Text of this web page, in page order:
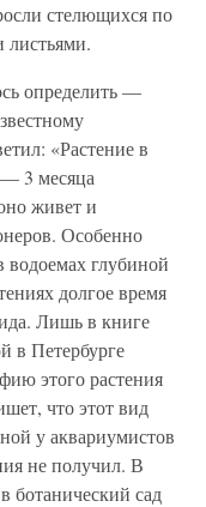
стелющихся по
листьями.
определить —
«Растение в
3 месяца
живет и
Особенно
водоемах глубиной
долгое время
Лишь в книге
в Петербурге
этого растения
что этот вид
у аквариумистов
не получил. В
ботанический сад